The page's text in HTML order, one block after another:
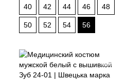
40 42 44 46 48
50 52 54 56